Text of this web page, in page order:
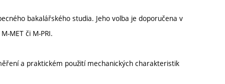
bakalářského studia. Jeho volba je doporučena v
MET či M-PRI.
a praktickém použití mechanických charakteristik